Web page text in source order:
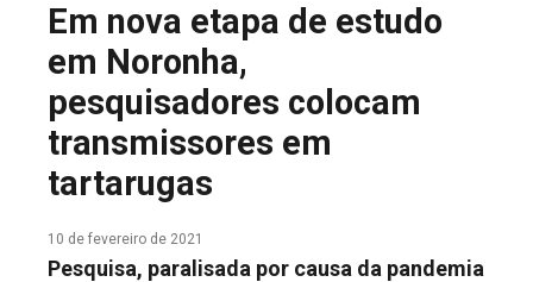
FALE CONOSCO
Em nova etapa de estudo
em Noronha,
pesquisadores colocam
transmissores em
tartarugas
10 de fevereiro de 2021
Pesquisa, paralisada por causa da pandemia